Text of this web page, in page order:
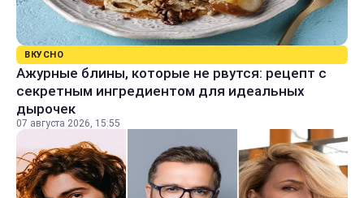
ВКУСНО
Ажурные блины, которые не рвутся: рецепт с
секретным ингредиентом для идеальных
дырочек
07 августа 2026, 15:55